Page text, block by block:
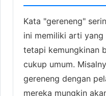
Kata "gereneng"
ini memiliki arti yang
tetapi kemungkinan
cukup umum.
gereneng dengan
mereka mungkin